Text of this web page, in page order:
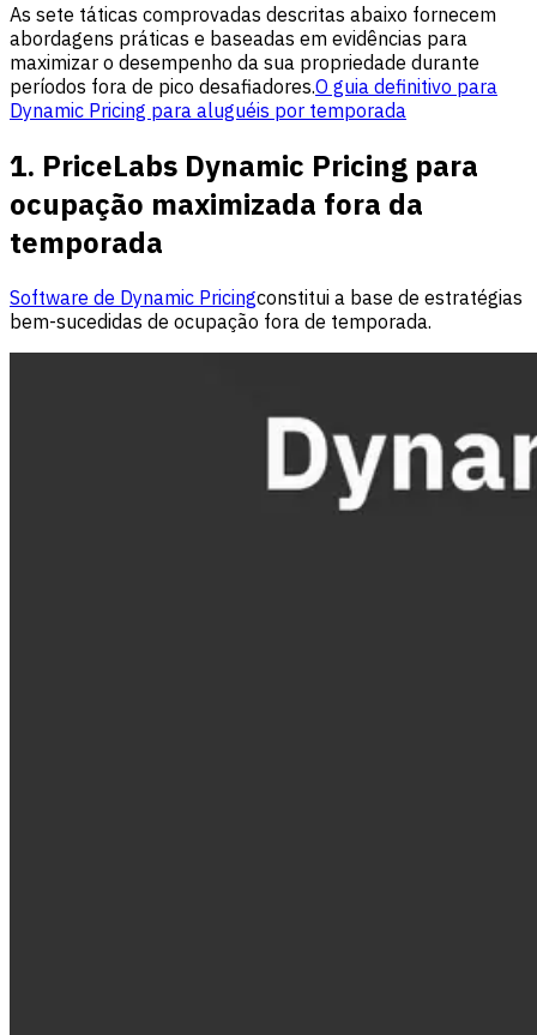
As sete táticas comprovadas descritas abaixo fornecem
abordagens práticas e baseadas em evidências para
maximizar o desempenho da sua propriedade durante
períodos fora de pico desafiadores.O guia definitivo para
Dynamic Pricing para aluguéis por temporada
1. PriceLabs Dynamic Pricing para
ocupação maximizada fora da
temporada
Software de Dynamic Pricingconstitui a base de estratégias
bem-sucedidas de ocupação fora de temporada.